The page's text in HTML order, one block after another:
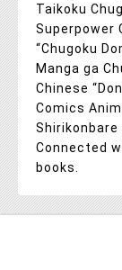
Taikoku
Superpower
“Chugoku
Manga ga
Chinese
Comics
Shirikonbare
Connected
books.